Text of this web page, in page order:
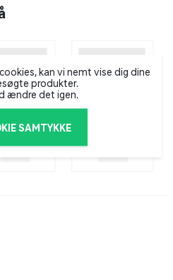
dine yndlings
blot i varmt sæbevand efter
er klar til at lave din næste
igen og igen - med
aldrig.
kan vi nemt vise dig dine
produkter.
ændre det igen.
SAMTYKKE